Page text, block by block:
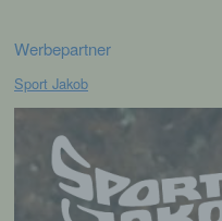
Werbepartner
Sport Jakob
genutzten
widersprechen.
Cookies jederzeit
andere
ist in allen gängigen
Deaktiviert die
Cookies in dem